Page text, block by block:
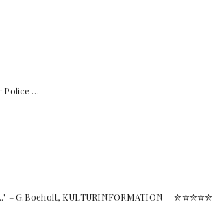
…
– G.Boeholt, KULTURINFORMATION ✮✮✮✮✮